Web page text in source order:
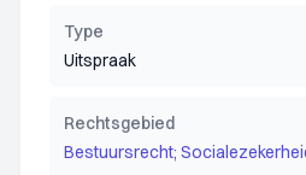
Type
Uitspraak
Rechtsgebied
Bestuursrecht;